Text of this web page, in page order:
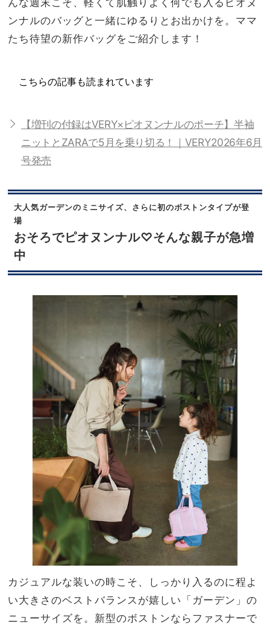
ンナルのバッグと一緒にゆるりとお出かけを。ママ
たち待望の新作バッグをご紹介します！
こちらの記事も読まれています
【増刊の付録はVERY×ピオヌンナルのポーチ】半袖
ニットとZARAで5月を乗り切る！｜VERY2026年6月
号発売
大人気ガーデンのミニサイズ、さらに初のボストンタイプが登
場
おそろでピオヌンナル♡そんな親子が急増
中
カジュアルな装いの時こそ、しっかり入るのに程よ
い大きさのベストバランスが嬉しい「ガーデン」の
ニューサイズを。新型のボストンならファスナーで